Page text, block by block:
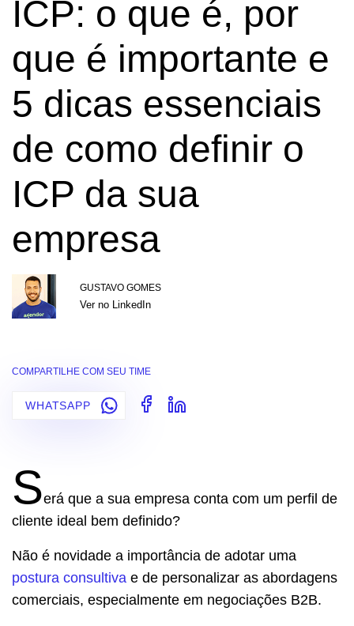
ICP: o que é, por
que é importante e
5 dicas essenciais
de como definir o
ICP da sua
empresa
GUSTAVO GOMES
Ver no LinkedIn
COMPARTILHE COM SEU TIME
WHATSAPP
Será que a sua empresa conta com um perfil de
cliente ideal bem definido?
Não é novidade a importância de adotar uma
postura consultiva e de personalizar as abordagens
comerciais, especialmente em negociações B2B.